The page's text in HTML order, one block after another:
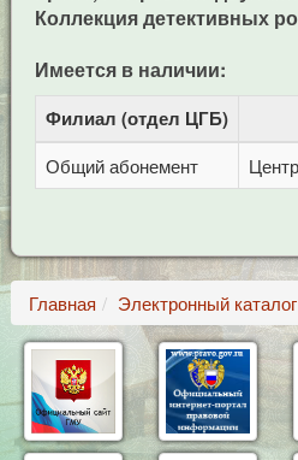
Коллекция детективных
Имеется в наличии:
Филиал (отдел ЦГБ)
Общий абонемент
Главная Электронный каталог